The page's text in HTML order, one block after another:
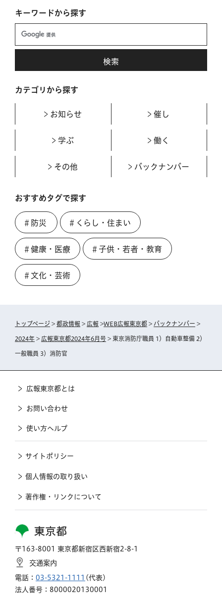
キーワードから探す
カテゴリから探す
お知らせ 催し
学ぶ 働く
その他 バックナンバー
おすすめタグで探す
＃防災 ＃くらし・住まい
＃健康・医療 ＃子供・若者・教育
＃文化・芸術
トップページ > 都政情報 > 広報 >WEB広報東京都 > バックナンバー >
2024年 > 広報東京都2024年6月号 > 東京消防庁職員 1）自動車整備 2）
一般職員 3）消防官
東京都
〒163-8001 東京都新宿区西新宿2-8-1
交通案内
電話： 03-5321-1111 (代表)
法人番号：8000020130001
広報東京都とは
お問い合わせ
使い方ヘルプ
サイトポリシー
個人情報の取り扱い
著作権・リンクについて